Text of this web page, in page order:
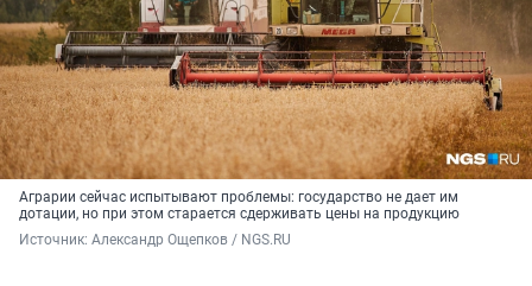
Аграрии сейчас испытывают проблемы: государство не дает им
дотации, но при этом старается сдерживать цены на продукцию
Источник: Александр Ощепков / NGS.RU